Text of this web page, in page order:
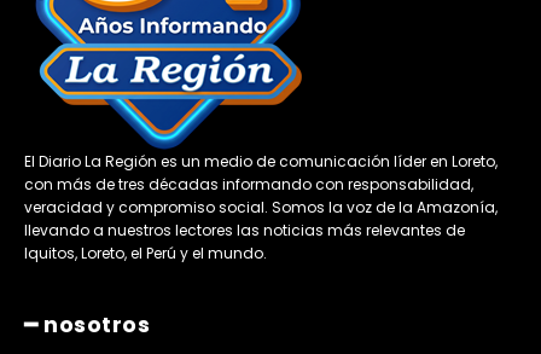
El Diario La Región es un medio de comunicación líder en Loreto,
con más de tres décadas informando con responsabilidad,
veracidad y compromiso social. Somos la voz de la Amazonía,
llevando a nuestros lectores las noticias más relevantes de
Iquitos, Loreto, el Perú y el mundo.
━ nosotros